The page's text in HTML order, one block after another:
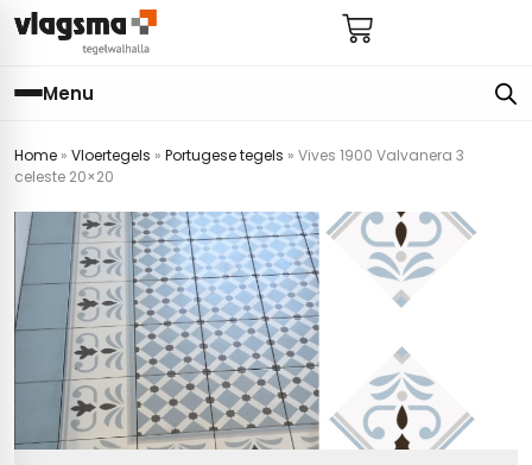
Menu
Home » Vloertegels » Portugese tegels » Vives 1900 Valvanera 3
celeste 20×20
badkamer
hal
keuken
toilet
badkamer
bijkeuken
keuken
(tot €25)